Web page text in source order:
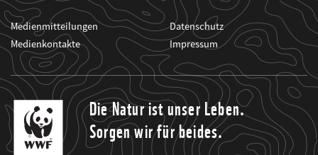
Medienmitteilungen
Medienkontakte
Datenschutz
Impressum
Die Natur ist unser Leben.
Sorgen wir für beides.